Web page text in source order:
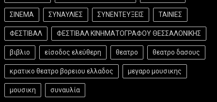
ΣΙΝΕΜΑ ΣΥΝΑΥΛΙΕΣ ΣΥΝΕΝΤΕΥΞΕΙΣ ΤΑΙΝΙΕΣ
ΦΕΣΤΙΒΑΛ ΦΕΣΤΙΒΑΛ ΚΙΝΗΜΑΤΟΓΡΑΦΟΥ ΘΕΣΣΑΛΟΝΙΚΗΣ
βιβλιο είσοδος ελεύθερη θεατρο θεατρο δασους
κρατικο θεατρο βορειου ελλαδος μεγαρο μουσικης
μουσικη συναυλία